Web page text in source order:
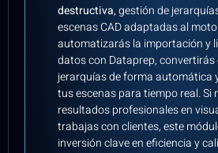
destructiva, gestión de
escenas CAD adaptadas al
automatizarás la importación y
datos con Dataprep, convertirás
jerarquías de forma automática
tus escenas para tiempo real. Si
resultados profesionales en
trabajas con clientes, este
inversión clave en eficiencia y